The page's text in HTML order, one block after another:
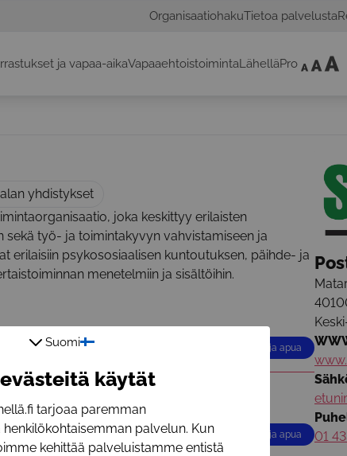
OrganisaatiohakuTietoa palvelusta
ja vapaa-aikaVapaaehtoistoimintaLähelläPro
yhdistykset
joka keskittyy erilaisten
työ- ja toimintakyvyn vahvistamiseen ja
erilaisiin psykososiaalisen kuntoutuksen, päihde- ja
menetelmiin ja sisältöihin.
Tukea ja apua
Tukea ja apua
01
Suomi
käytät
tarjoaa paremman
palvelun. Kun
kehittää palveluistamme entistä